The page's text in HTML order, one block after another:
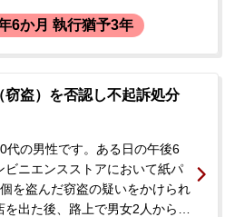
ぼる余罪がありました。今回
けたご両親が、今後の刑事手
や見通しについて不安を感じ、
相談に来られました。
6か月 執行猶予3年
窃盗）を否認し不起訴処分
代の男性です。ある日の午後6
ビニエンスストアにおいて紙パ
を盗んだ窃盗の疑いをかけられ
を出た後、路上で男女2人から万